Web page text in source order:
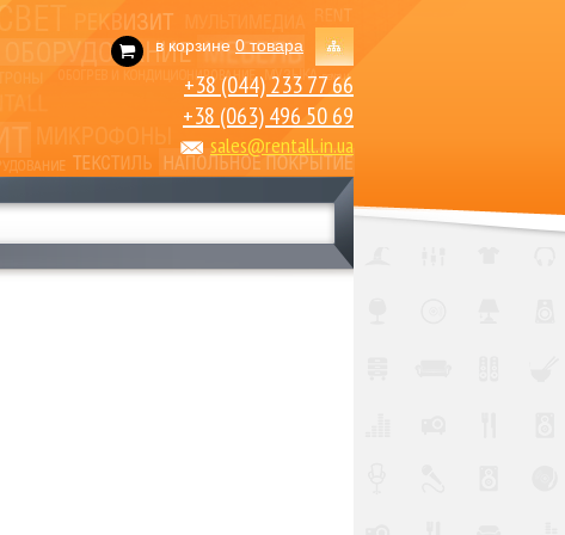
в корзине0 товара
+38 (044) 233 77 66
+38 (063) 496 50 69
sales@rentall.in.ua